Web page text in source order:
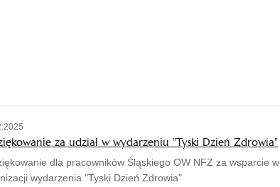
za udział w wydarzeniu "Tyski Dzień Zdrowia"
dla pracowników Śląskiego OW NFZ za wsparcie w
wydarzenia "Tyski Dzień Zdrowia"